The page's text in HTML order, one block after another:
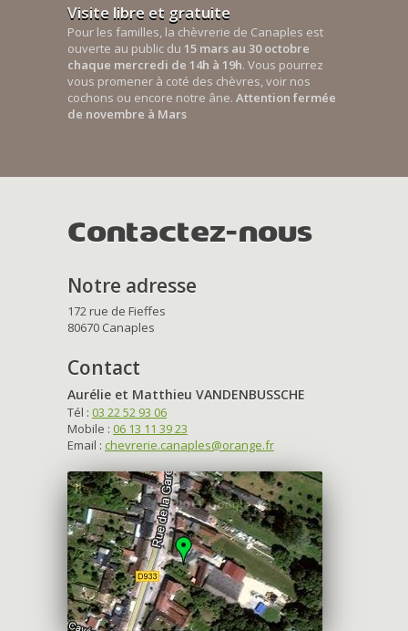
Visite libre et gratuite
Pour les familles, la chèvrerie de Canaples est
ouverte au public du 15 mars au 30 octobre
chaque mercredi de 14h à 19h. Vous pourrez
vous promener à coté des chèvres, voir nos
cochons ou encore notre âne. Attention fermée
de novembre à Mars
Contactez-nous
Notre adresse
172 rue de Fieffes
80670 Canaples
Contact
Aurélie et Matthieu VANDENBUSSCHE
Tél : 03 22 52 93 06
Mobile : 06 13 11 39 23
Email : chevrerie.canaples@orange.fr